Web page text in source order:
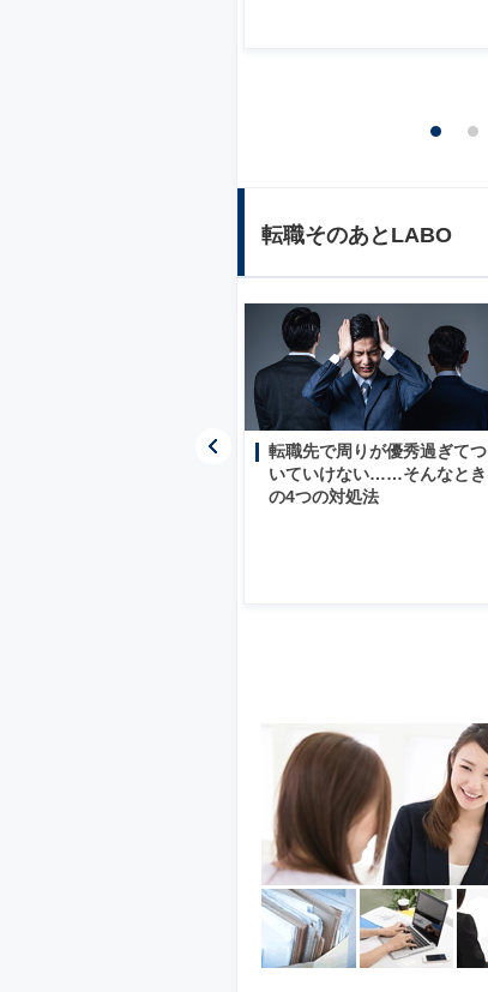
転職そのあとLABO
還付金の申請忘れや年金未納
転職先で周りが優秀過ぎてつ
いていけない……そんなとき
の4つの対処法